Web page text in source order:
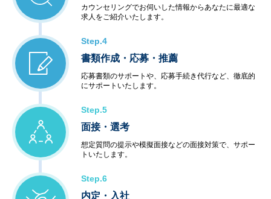
カウンセリングでお伺いした情報からあなたに最適な
求人をご紹介いたします。
Step.4
書類作成・応募・推薦
応募書類のサポートや、応募手続き代行など、徹底的
にサポートいたします。
Step.5
面接・選考
想定質問の提示や模擬面接などの面接対策で、サポー
トいたします。
Step.6
内定・入社